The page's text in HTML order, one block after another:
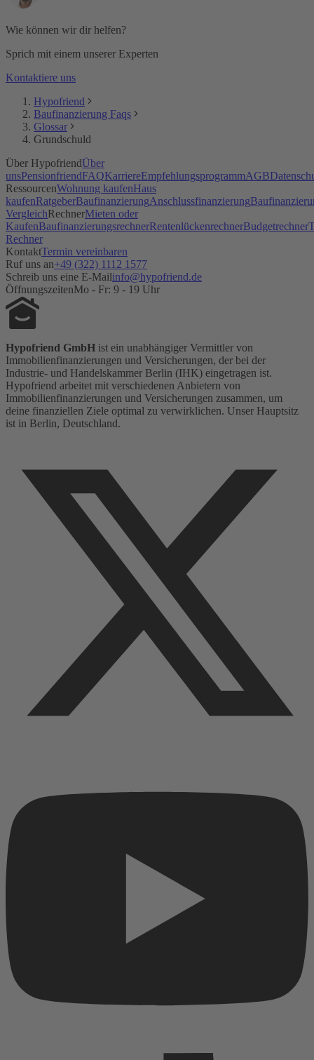
Wie können wir dir helfen?
Sprich mit einem unserer Experten
Kontaktiere uns
Hypofriend
Baufinanzierung Faqs
Glossar
Grundschuld
Über HypofriendÜber
unsPensionfriendFAQKarriereEmpfehlungsprogrammAGB
RessourcenWohnung kaufenHaus
kaufenRatgeberBaufinanzierungAnschlussfinanzierung
VergleichRechnerMieten oder
KaufenBaufinanzierungsrechnerRentenlückenrechnerBudgetrechner
Rechner
KontaktTermin vereinbaren
Ruf uns an+49 (322) 1112 1577
Schreib uns eine E-Mailinfo@hypofriend.de
ÖffnungszeitenMo - Fr: 9 - 19 Uhr
Hypofriend GmbH ist ein unabhängiger Vermittler von
Immobilienfinanzierungen und Versicherungen, der bei der
Industrie- und Handelskammer Berlin (IHK) eingetragen ist.
Hypofriend arbeitet mit verschiedenen Anbietern von
Immobilienfinanzierungen und Versicherungen zusammen, um
deine finanziellen Ziele optimal zu verwirklichen. Unser Hauptsitz
ist in Berlin, Deutschland.